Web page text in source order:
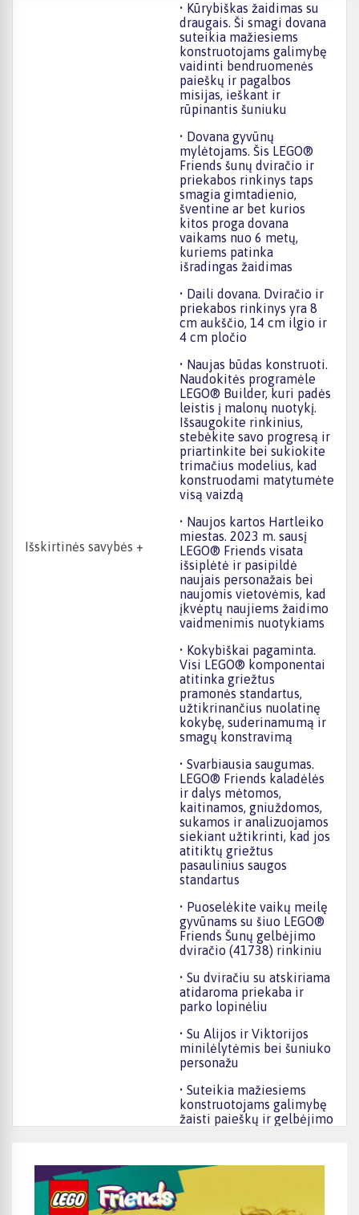
Išskirtinės savybės +
• Kūrybiškas žaidimas su
draugais. Ši smagi dovana
suteikia mažiesiems
konstruotojams galimybę
vaidinti bendruomenės
paieškų ir pagalbos
misijas, ieškant ir
rūpinantis šuniuku
• Dovana gyvūnų
mylėtojams. Šis LEGO®
Friends šunų dviračio ir
priekabos rinkinys taps
smagia gimtadienio,
šventine ar bet kurios
kitos proga dovana
vaikams nuo 6 metų,
kuriems patinka
išradingas žaidimas
• Daili dovana. Dviračio ir
priekabos rinkinys yra 8
cm aukščio, 14 cm ilgio ir
4 cm pločio
• Naujas būdas konstruoti.
Naudokitės programėle
LEGO® Builder, kuri padės
leistis į malonų nuotykį.
Išsaugokite rinkinius,
stebėkite savo progresą ir
priartinkite bei sukiokite
trimačius modelius, kad
konstruodami matytumėte
visą vaizdą
• Naujos kartos Hartleiko
miestas. 2023 m. sausį
LEGO® Friends visata
išsiplėtė ir pasipildė
naujais personažais bei
naujomis vietovėmis, kad
įkvėptų naujiems žaidimo
vaidmenimis nuotykiams
• Kokybiškai pagaminta.
Visi LEGO® komponentai
atitinka griežtus
pramonės standartus,
užtikrinančius nuolatinę
kokybę, suderinamumą ir
smagų konstravimą
• Svarbiausia saugumas.
LEGO® Friends kaladėlės
ir dalys mėtomos,
kaitinamos, gniuždomos,
sukamos ir analizuojamos
siekiant užtikrinti, kad jos
atitiktų griežtus
pasaulinius saugos
standartus
• Puoselėkite vaikų meilę
gyvūnams su šiuo LEGO®
Friends Šunų gelbėjimo
dviračio (41738) rinkiniu
• Su dviračiu su atskiriama
atidaroma priekaba ir
parko lopinėliu
• Su Alijos ir Viktorijos
minilėlytėmis bei šuniuko
personažu
• Suteikia mažiesiems
konstruotojams galimybę
žaisti paieškų ir gelbėjimo
šventinė arba bet kurios
kitos progos dovana
vaikams nuo 6 metų